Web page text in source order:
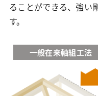
ることができる、強い
す。
一般在来軸組工法